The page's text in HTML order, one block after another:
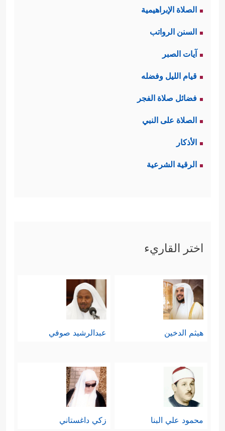
الصلاة الإبراهيمية
السنن الرواتب
آيات الصبر
قيام الليل وفضله
فضائل صلاة الفجر
الصلاة على النبي
الأذكار
الرقية الشرعية
اختر القاريء
هيثم الدخين عبدالرشيد صوفي
محمود علي البنا زكي داغستاني